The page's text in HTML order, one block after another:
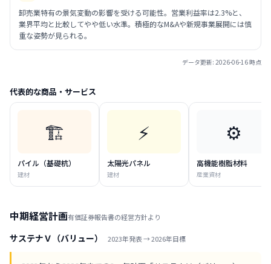
卸売業特有の景気変動の影響を受ける可能性。営業利益率は2.3%と、
業界平均と比較してやや低い水準。積極的なM&Aや新規事業展開には慎
重な姿勢が見られる。
データ更新: 2026-06-16時点
代表的な商品・サービス
🏗️
パイル（基礎杭）
建材
⚡
太陽光パネル
建材
⚙️
高機能樹脂材料
産業資材
中期経営計画有価証券報告書の経営方針より
サステナＶ（バリュー） 2023年発表 →2026年目標